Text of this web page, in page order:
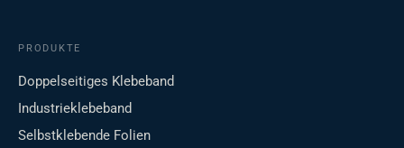
PRODUKTE
Doppelseitiges Klebeband
Industrieklebeband
Selbstklebende Folien